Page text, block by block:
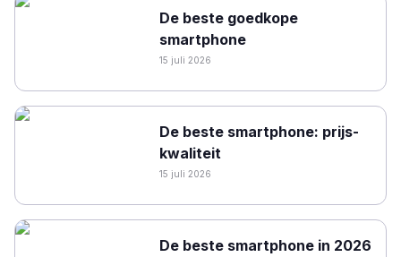
De beste goedkope
smartphone
15 juli 2026
De beste smartphone: prijs-
kwaliteit
15 juli 2026
De beste smartphone in 2026